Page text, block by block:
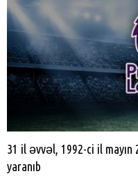
31 il əvvəl, 1992-ci il
yaranıb